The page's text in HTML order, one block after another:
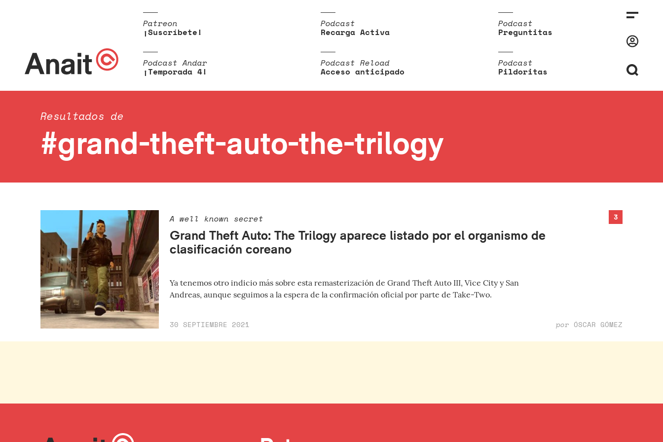
Patreon
¡Suscríbete!
Podcast
Recarga Activa
Podcast
Preguntitas
Podcast Andar
¡Temporada 4!
Podcast Reload
Acceso anticipado
Podcast
Pildoritas
Resultados de
#grand-theft-auto-the-trilogy
3
A well known secret
Grand Theft Auto: The Trilogy aparece listado por el organismo de
clasificación coreano
Ya tenemos otro indicio más sobre esta remasterización de Grand Theft Auto III, Vice City y San
Andreas, aunque seguimos a la espera de la confirmación oficial por parte de Take-Two.
30 SEPTIEMBRE 2021 por ÓSCAR GÓMEZ